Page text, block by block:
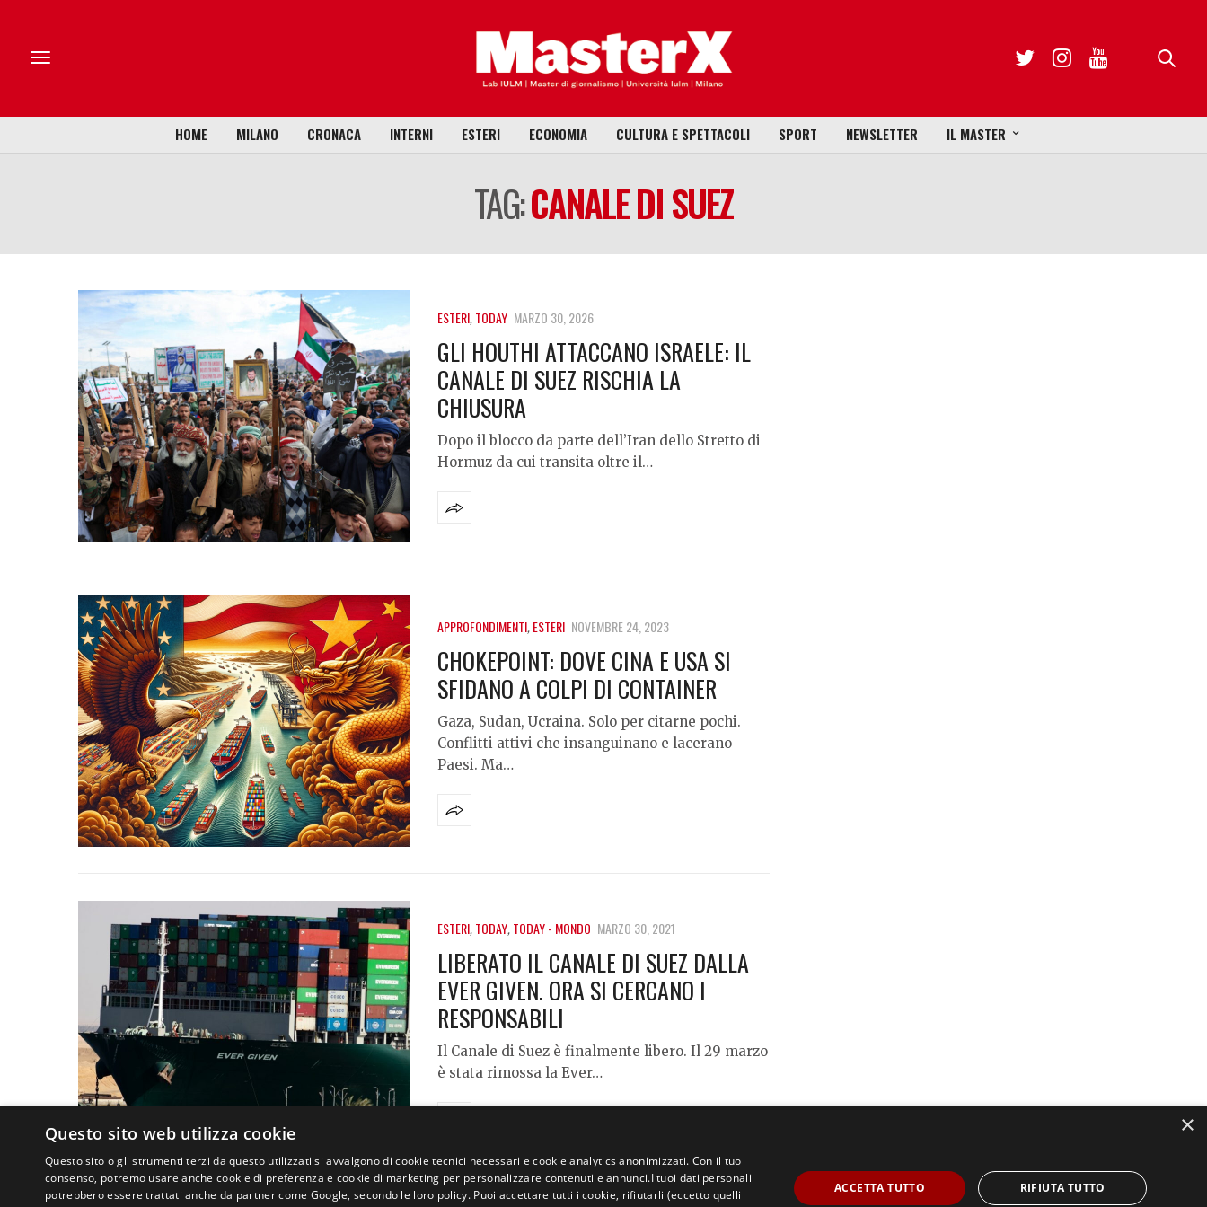
HOME MILANO CRONACA INTERNI ESTERI ECONOMIA CULTURA E SPETTACOLI SPORT NEWSLETTER IL MASTER
TAG:CANALE DI SUEZ
ESTERI,TODAY MARZO 30, 2026
GLI HOUTHI ATTACCANO ISRAELE: IL
CANALE DI SUEZ RISCHIA LA
CHIUSURA
Dopo il blocco da parte dell’Iran dello Stretto di
Hormuz da cui transita oltre il…
APPROFONDIMENTI,ESTERI NOVEMBRE 24, 2023
CHOKEPOINT: DOVE CINA E USA SI
SFIDANO A COLPI DI CONTAINER
Gaza, Sudan, Ucraina. Solo per citarne pochi.
Conflitti attivi che insanguinano e lacerano
Paesi. Ma…
ESTERI,TODAY,TODAY - MONDO MARZO 30, 2021
LIBERATO IL CANALE DI SUEZ DALLA
EVER GIVEN. ORA SI CERCANO I
RESPONSABILI
Il Canale di Suez è finalmente libero. Il 29 marzo
è stata rimossa la Ever…
×
Questo sito web utilizza cookie
Questo sito o gli strumenti terzi da questo utilizzati si avvalgono di cookie tecnici necessari e cookie analytics anonimizzati. Con il tuo
consenso, potremo usare anche cookie di preferenza e cookie di marketing per personalizzare contenuti e annunci.I tuoi dati personali
potrebbero essere trattati anche da partner come Google, secondo le loro policy. Puoi accettare tutti i cookie, rifiutarli (eccetto quelli
ACCETTA TUTTO RIFIUTA TUTTO